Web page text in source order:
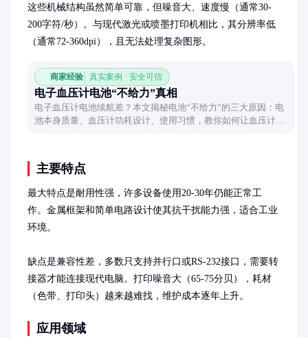
这些机械结构虽然简单可靠，但噪音大、速度慢（通常30-
200字符/秒）。与现代激光或喷墨打印机相比，其分辨率低
（通常72-360dpi），且无法处理复杂图形。
商家经验 真实案例 · 安全可信
电子血压计电池“不给力”真相
电子血压计电池续航差？本文揭秘电池“不给力”的三大原因：电
池本身质量、血压计功耗设计、使用习惯，教你如何让血压计更
主要特点
最大特点是耐用性强，许多设备使用20-30年仍能正常工
作。金属框架和简单电路设计使其抗干扰能力强，适合工业
环境。
缺点是兼容性差，多数只支持并行口或RS-232接口，需要转
接器才能连接现代电脑。打印噪音大（65-75分贝），耗材
（色带、打印头）越来越难找，维护成本逐年上升。
应用领域